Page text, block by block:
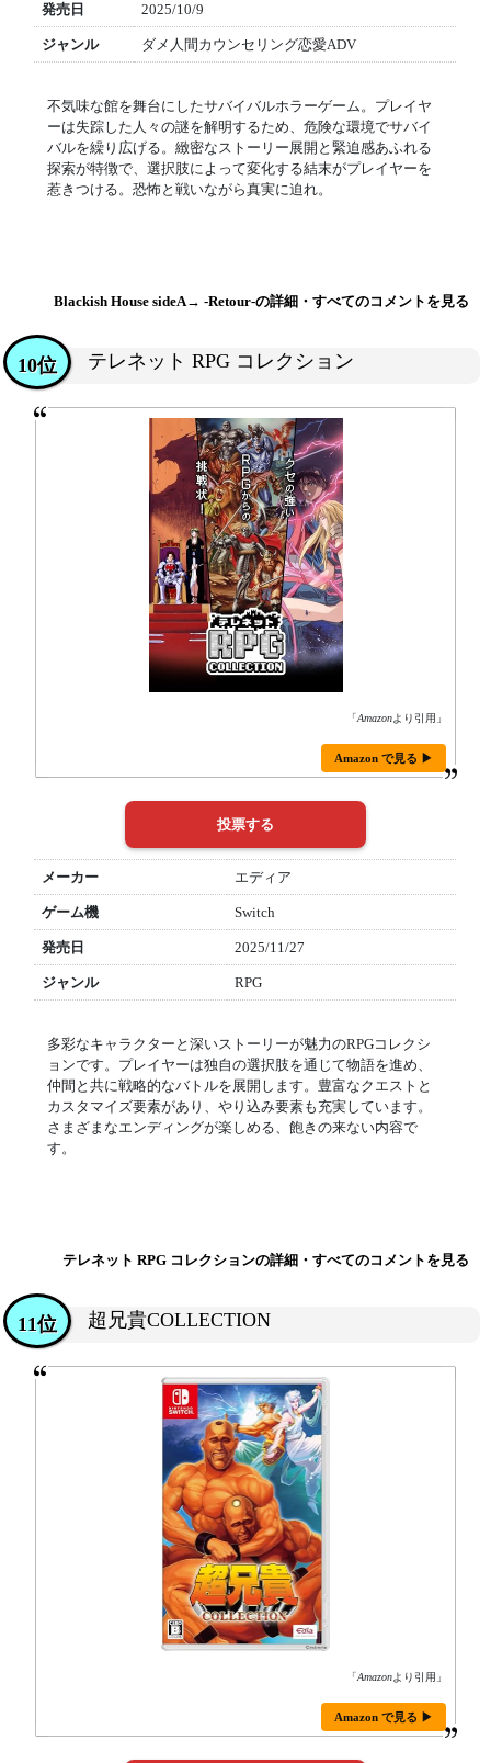
発売日 2025/10/9
ジャンル ダメ人間カウンセリング恋愛ADV
不気味な館を舞台にしたサバイバルホラーゲーム。プレイヤ
ーは失踪した人々の謎を解明するため、危険な環境でサバイ
バルを繰り広げる。緻密なストーリー展開と緊迫感あふれる
探索が特徴で、選択肢によって変化する結末がプレイヤーを
惹きつける。恐怖と戦いながら真実に迫れ。
Blackish House sideA→ -Retour-の詳細・すべてのコメントを見る
テレネット RPG コレクション
10位
「Amazonより引用」
Amazon で見る ▶
メーカー エディア
ゲーム機 Switch
発売日 2025/11/27
ジャンル RPG
多彩なキャラクターと深いストーリーが魅力のRPGコレクシ
ョンです。プレイヤーは独自の選択肢を通じて物語を進め、
仲間と共に戦略的なバトルを展開します。豊富なクエストと
カスタマイズ要素があり、やり込み要素も充実しています。
さまざまなエンディングが楽しめる、飽きの来ない内容で
す。
テレネット RPG コレクションの詳細・すべてのコメントを見る
超兄貴COLLECTION
11位
「Amazonより引用」
Amazon で見る ▶